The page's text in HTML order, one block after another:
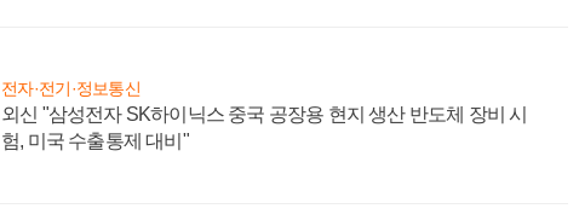
전자·전기·정보통신
외신 "삼성전자 SK하이닉스 중국 공장용 현지 생산 반도체 장비 시
험, 미국 수출통제 대비"